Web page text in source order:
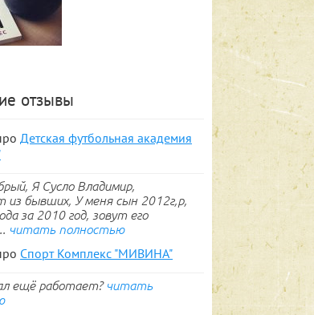
отзывы
Детская футбольная академия
Я Сусло Владимир,
из бывших, У меня сын 2012г,р,
за 2010 год, зовут его
читать полностью
Спорт Комплекс "МИВИНА"
ещё работает? читать